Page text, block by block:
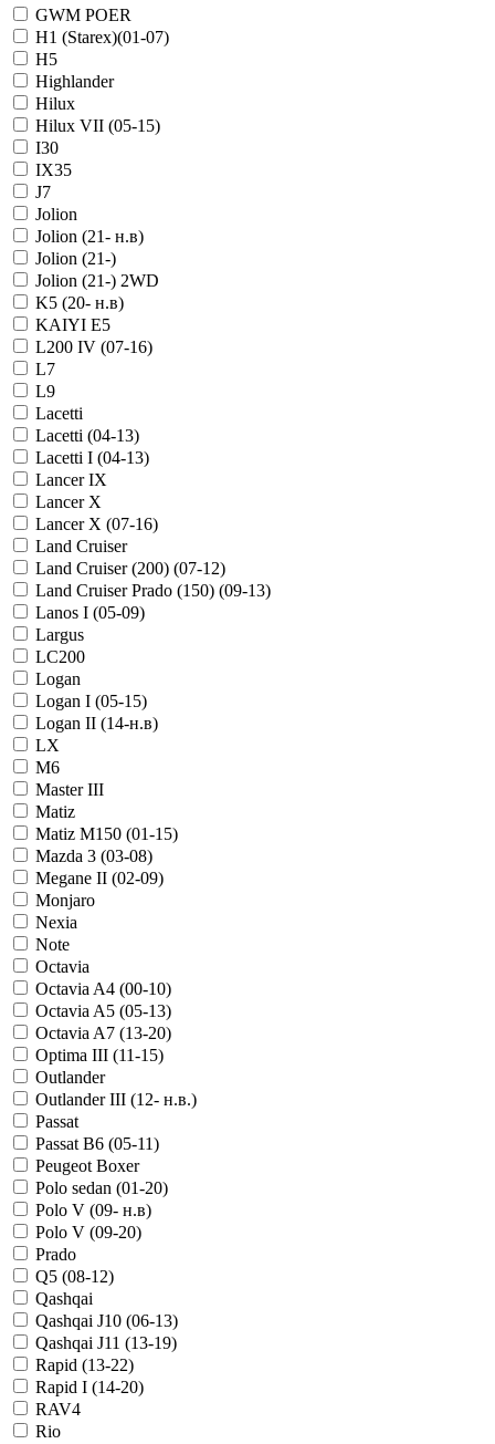
GWM POER
H1 (Starex)(01-07)
H5
Highlander
Hilux
Hilux VII (05-15)
I30
IX35
J7
Jolion
Jolion (21- н.в)
Jolion (21-)
Jolion (21-) 2WD
K5 (20- н.в)
KAIYI E5
L200 IV (07-16)
L7
L9
Lacetti
Lacetti (04-13)
Lacetti I (04-13)
Lancer IX
Lancer X
Lancer X (07-16)
Land Cruiser
Land Cruiser (200) (07-12)
Land Cruiser Prado (150) (09-13)
Lanos I (05-09)
Largus
LC200
Logan
Logan I (05-15)
Logan II (14-н.в)
LX
M6
Master III
Matiz
Matiz M150 (01-15)
Mazda 3 (03-08)
Megane II (02-09)
Monjaro
Nexia
Note
Octavia
Octavia A4 (00-10)
Octavia A5 (05-13)
Octavia A7 (13-20)
Optima III (11-15)
Outlander
Outlander III (12- н.в.)
Passat
Passat B6 (05-11)
Peugeot Boxer
Polo sedan (01-20)
Polo V (09- н.в)
Polo V (09-20)
Prado
Q5 (08-12)
Qashqai
Qashqai J10 (06-13)
Qashqai J11 (13-19)
Rapid (13-22)
Rapid I (14-20)
RAV4
Rio